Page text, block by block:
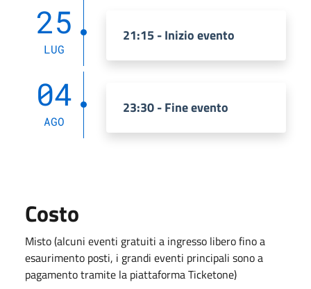
25
LUG
21:15 - Inizio evento
04
AGO
23:30 - Fine evento
Costo
Misto (alcuni eventi gratuiti a ingresso libero fino a
esaurimento posti, i grandi eventi principali sono a
pagamento tramite la piattaforma Ticketone)